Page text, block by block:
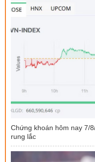
Chứng khoán hôm nay 7/
rung lắc